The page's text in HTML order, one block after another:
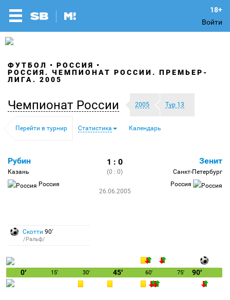
Войти
ФУТБОЛ
РОССИЯ
РОССИЯ. ЧЕМПИОНАТ РОССИИ. ПРЕМЬЕР-
ЛИГА. 2005
Чемпионат России 2005 Тур 13
Перейти в турнир Статистика Календарь
Рубин
Казань
Россия
1 : 0
(0 : 0)
26.06.2005
Зенит
Санкт-Петербург
Россия
Скотти 90′
/Ральф/
0′ 15′ 30′ 45′ 60′ 75′ 90′